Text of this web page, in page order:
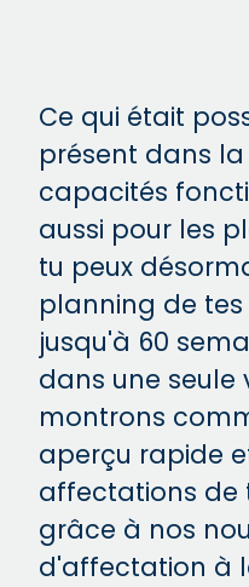
Ce qui était
présent dans
capacités
aussi pour les
tu peux
planning de
jusqu'à 60
dans une seule
montrons
aperçu rapide
affectations de
grâce à nos
d'affectation à